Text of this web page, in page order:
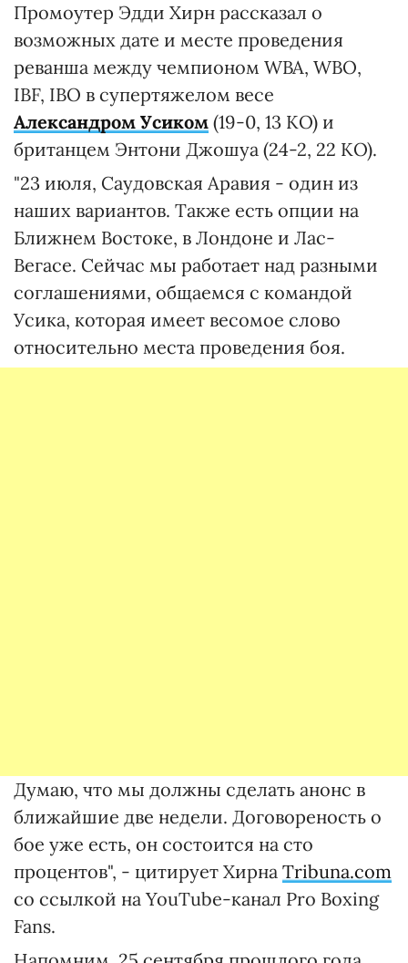
Промоутер Эдди Хирн рассказал о
возможных дате и месте проведения
реванша между чемпионом WBA, WBO,
IBF, IBO в супертяжелом весе
Александром Усиком (19-0, 13 КО) и
британцем Энтони Джошуа (24-2, 22 КО).
"23 июля, Саудовская Аравия - один из
наших вариантов. Также есть опции на
Ближнем Востоке, в Лондоне и Лас-
Вегасе. Сейчас мы работает над разными
соглашениями, общаемся с командой
Усика, которая имеет весомое слово
относительно места проведения боя.
Думаю, что мы должны сделать анонс в
ближайшие две недели. Договореность о
бое уже есть, он состоится на сто
процентов", - цитирует Хирна Tribuna.com
со ссылкой на YouTube-канал Pro Boxing
Fans.